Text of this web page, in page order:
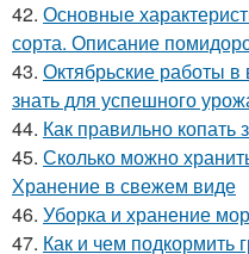
42. Основные
сорта. Описание
43. Октябрьские работы в
знать для успешного
44. Как правильно
45. Сколько можно
Хранение в свежем виде
46. Уборка и хранение
47. Как и чем подкормить